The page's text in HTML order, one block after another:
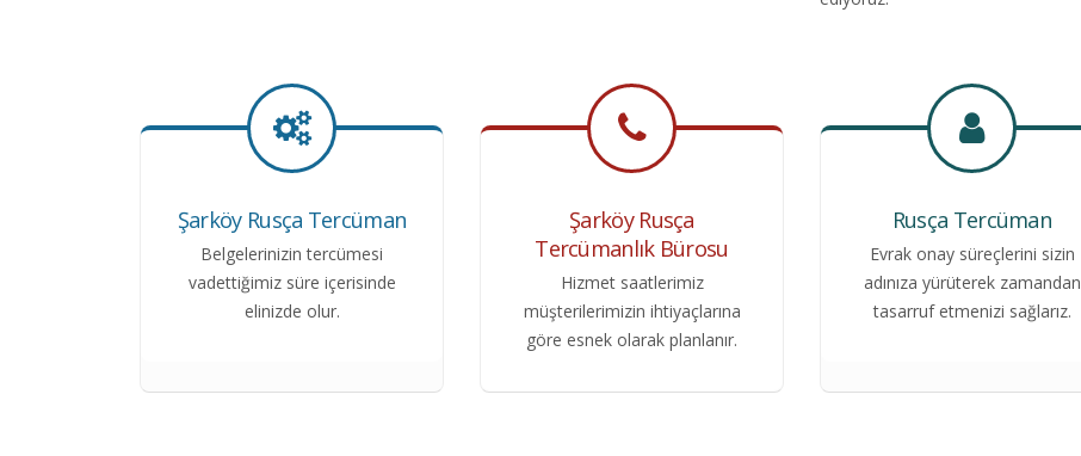
Şarköy Rusça Tercüman
Belgelerinizin tercümesi
vadettiğimiz süre içerisinde
elinizde olur.
Şarköy Rusça
Tercümanlık Bürosu
Hizmet saatlerimiz
müşterilerimizin ihtiyaçlarına
göre esnek olarak planlanır.
Rusça Tercüman
Evrak onay süreçlerini sizin
adınıza yürüterek zamandan
tasarruf etmenizi sağlarız.